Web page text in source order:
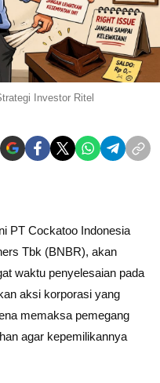
Investor Ritel
PT Cockatoo Indonesia
Tbk (BNBR), akan
waktu penyelesaian pada
aksi korporasi yang
memaksa pemegang
agar kepemilikannya